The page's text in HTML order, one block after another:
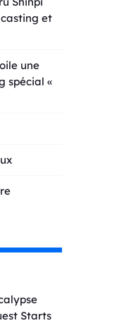
et
une
spécial «
Starts